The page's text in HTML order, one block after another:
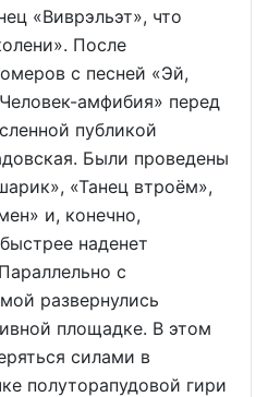
«Виврэльэт», что
После
с песней «Эй,
амфибия» перед
публикой
Были проведены
«Танец втроём»,
и, конечно,
наденет
с
развернулись
площадке. В этом
силами в
полуторапудовой гири